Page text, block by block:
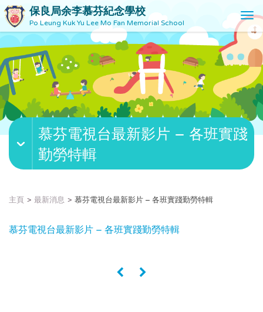
保良局余李慕芬紀念學校
Po Leung Kuk Yu Lee Mo Fan Memorial School
T
o
g
l
e
v
i
慕芬電視台最新影片 – 各班實踐
勤勞特輯
主頁 最新消息 慕芬電視台最新影片 – 各班實踐勤勞特輯
慕芬電視台最新影片 – 各班實踐勤勞特輯
« »